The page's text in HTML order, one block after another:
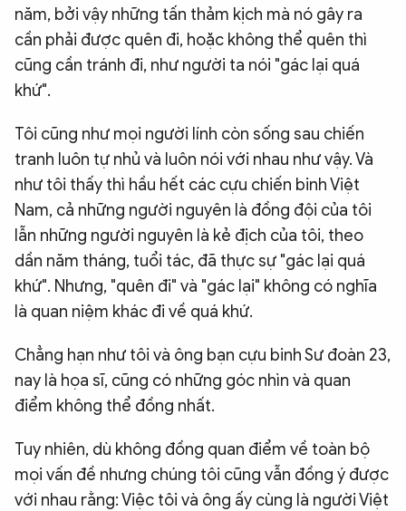
năm, bởi vậy những tấn thảm kịch mà nó gây ra
cần phải được quên đi, hoặc không thể quên thì
cũng cần tránh đi, như người ta nói "gác lại quá
khứ".
Tôi cũng như mọi người lính còn sống sau chiến
tranh luôn tự nhủ và luôn nói với nhau như vậy. Và
như tôi thấy thì hầu hết các cựu chiến binh Việt
Nam, cả những người nguyên là đồng đội của tôi
lẫn những người nguyên là kẻ địch của tôi, theo
dần năm tháng, tuổi tác, đã thực sự "gác lại quá
khứ". Nhưng, "quên đi" và "gác lại" không có nghĩa
là quan niệm khác đi về quá khứ.
Chẳng hạn như tôi và ông bạn cựu binh Sư đoàn 23,
nay là họa sĩ, cũng có những góc nhìn và quan
điểm không thể đồng nhất.
Tuy nhiên, dù không đồng quan điểm về toàn bộ
mọi vấn đề nhưng chúng tôi cũng vẫn đồng ý được
với nhau rằng: Việc tôi và ông ấy cùng là người Việt